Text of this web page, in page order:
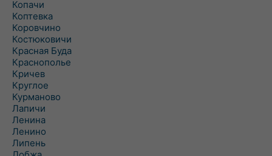
Копачи
Коптевка
Коровчино
Костюковичи
Красная Буда
Краснополье
Кричев
Круглое
Курманово
Лапичи
Ленина
Ленино
Липень